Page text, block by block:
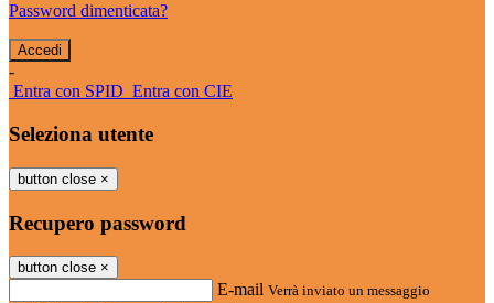
Password dimenticata?
-
Entra con SPID Entra con CIE
Seleziona utente
button close ×
Recupero password
button close ×
E-mail Verrà inviato un messaggio